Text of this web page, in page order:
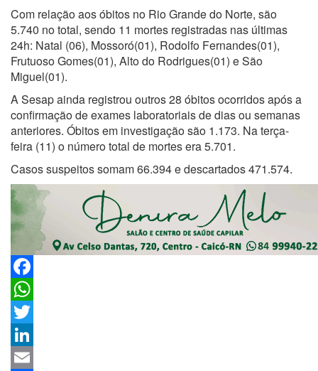
Com relação aos óbitos no Rio Grande do Norte, são
5.740 no total, sendo 11 mortes registradas nas últimas
24h: Natal (06), Mossoró(01), Rodolfo Fernandes(01),
Frutuoso Gomes(01), Alto do Rodrigues(01) e São
Miguel(01).
A Sesap ainda registrou outros 28 óbitos ocorridos após a
confirmação de exames laboratoriais de dias ou semanas
anteriores. Óbitos em investigação são 1.173. Na terça-
feira (11) o número total de mortes era 5.701.
Casos suspeitos somam 66.394 e descartados 471.574.
Facebook
WhatsApp
Twitter
LinkedIn